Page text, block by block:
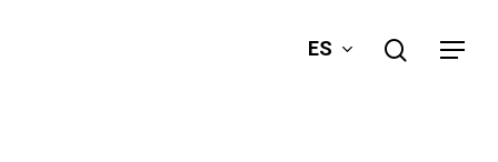
ES search
Menu